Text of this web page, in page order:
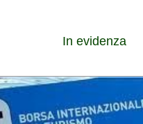
In evidenza